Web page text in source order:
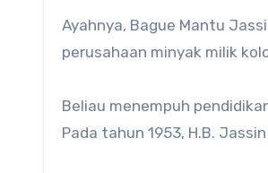
Ayahnya, Bague Mantu
perusahaan minyak milik
Beliau menempuh
Pada tahun 1953, H.B.